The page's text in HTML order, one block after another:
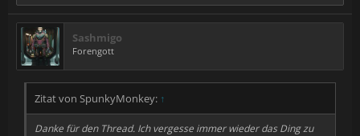
Sashmigo
Forengott
Zitat von SpunkyMonkey: ↑
Danke für den Thread. Ich vergesse immer wieder das Ding zu